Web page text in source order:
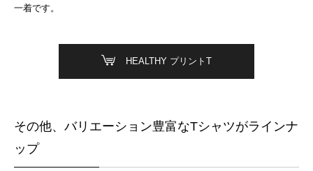
一着です。
HEALTHY プリントT
その他、バリエーション豊富なTシャツがラインナ
ップ